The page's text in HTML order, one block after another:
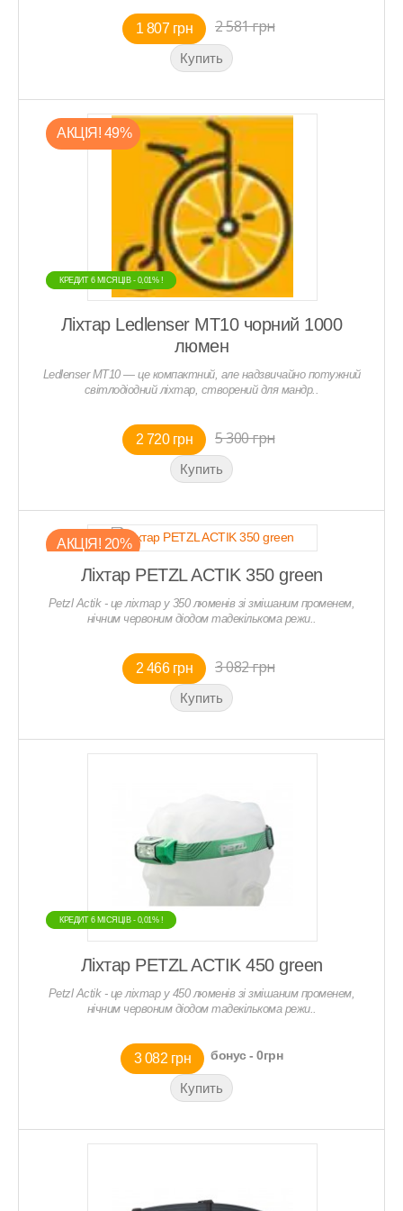
1 807 грн 2 581 грн
АКЦIЯ! 49%
КРЕДИТ 6 МIСЯЦIВ - 0,01% !
КРЕДИТ 6 МIСЯЦIВ - 0,01% !
Ліхтар Ledlenser MT10 чорний 1000
люмен
Ledlenser MT10 — це компактний, але надзвичайно потужний
світлодіодний ліхтар, створений для мандр..
2 720 грн 5 300 грн
АКЦIЯ! 20%
Ліхтар PETZL ACTIK 350 green
Petzl Actik - це ліхтар у 350 люменів зі змішаним променем,
нічним червоним діодом тадекількома режи..
2 466 грн 3 082 грн
КРЕДИТ 6 МIСЯЦIВ - 0,01% !
КРЕДИТ 6 МIСЯЦIВ - 0,01% !
Ліхтар PETZL ACTIK 450 green
Petzl Actik - це ліхтар у 450 люменів зі змішаним променем,
нічним червоним діодом тадекількома режи..
3 082 грн бонус - 0грн